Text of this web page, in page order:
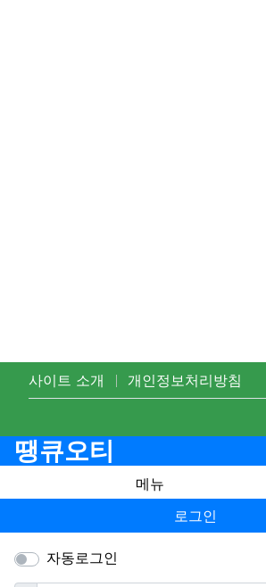
사이트 소개 개인정보처리방침
땡큐오티
메뉴
로그인
자동로그인